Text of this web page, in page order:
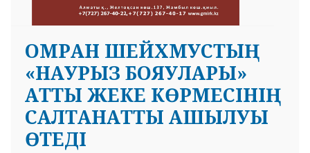
ОМРАН ШЕЙХМУСТЫҢ
«НАУРЫЗ БОЯУЛАРЫ»
АТТЫ ЖЕКЕ КӨРМЕСІНІҢ
САЛТАНАТТЫ АШЫЛУЫ
ӨТЕДІ